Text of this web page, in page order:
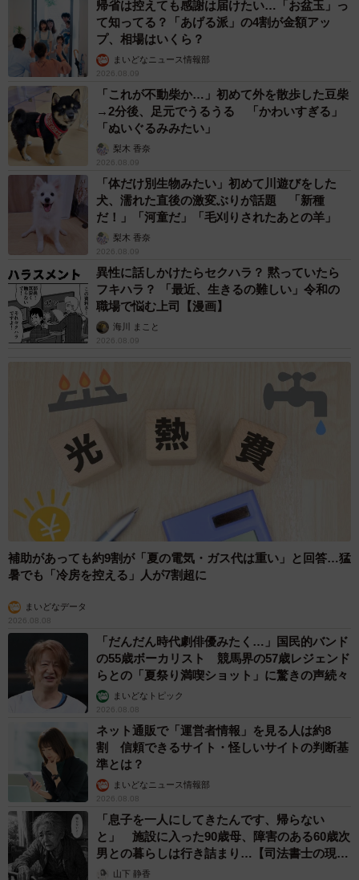
ています。
6/9
あたたかいお家でまったりくつろぐはちたくん（画像提供：
@catsEYEeclipseさん）
をしたり、瞳を輝かせながらニャルソックをしたり、のび
のびと暮らす様子を公開中。少しずつ安心できる場所を広
げながら、今日もはちたくんらしい穏やかな時間が流れて
帰省は控えても感謝は届けたい…「お盆玉」っ
て知ってる？「あげる派」の4割が金額アッ
プ、相場はいくら？
まいどなニュース情報部
2026.08.09
「これが不動柴か…」初めて外を散歩した豆柴
→2分後、足元でうるうる 「かわいすぎる」
「ぬいぐるみみたい」
梨木 香奈
2026.08.09
「体だけ別生物みたい」初めて川遊びをした
犬、濡れた直後の激変ぶりが話題 「新種
だ！」「河童だ」「毛刈りされたあとの羊」
梨木 香奈
2026.08.09
異性に話しかけたらセクハラ？ 黙っていたら
フキハラ？ 「最近、生きるの難しい」令和の
職場で悩む上司【漫画】
海川 まこと
2026.08.09
補助があっても約9割が「夏の電気・ガス代は重い」と回答…猛
暑でも「冷房を控える」人が7割超に
まいどなデータ
2026.08.08
「だんだん時代劇俳優みたく…」国民的バンド
の55歳ボーカリスト 競馬界の57歳レジェンド
らとの「夏祭り満喫ショット」に驚きの声続々
まいどなトピック
2026.08.08
ネット通販で「運営者情報」を見る人は約8
割 信頼できるサイト・怪しいサイトの判断基
準とは？
まいどなニュース情報部
2026.08.08
「息子を一人にしてきたんです、帰らない
と」 施設に入った90歳母、障害のある60歳次
男との暮らしは行き詰まり…【司法書士の現場
から】山下 静香